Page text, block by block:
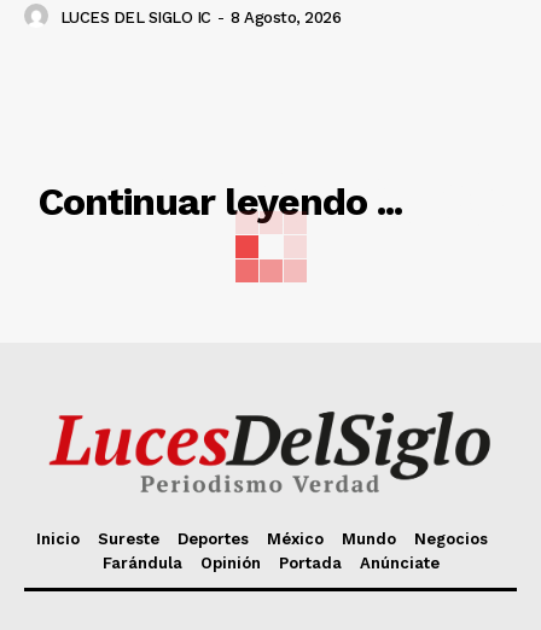
LUCES DEL SIGLO IC - 8 Agosto, 2026
Continuar leyendo ...
RELACIONADO
Inicio Sureste Deportes México Mundo
Negocios
Farándula
Opinión Portada Anúnciate